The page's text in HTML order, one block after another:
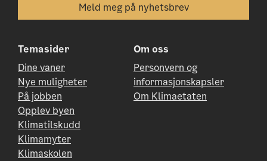
Temasider
Dine vaner
Nye muligheter
På jobben
Opplev byen
Klimatilskudd
Klimamyter
Klimaskolen
Om oss
Personvern og
informasjonskapsler
Om Klimaetaten